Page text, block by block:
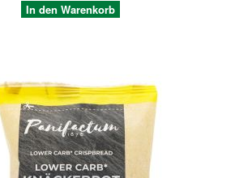
In den Warenkorb